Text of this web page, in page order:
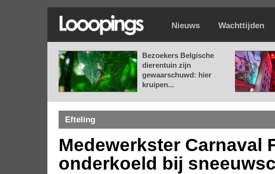
Nieuws Wachttijden
Bezoekers Belgische
dierentuin zijn
gewaarschuwd: hier
kruipen...
Efteling
Medewerkster Carnaval
onderkoeld bij